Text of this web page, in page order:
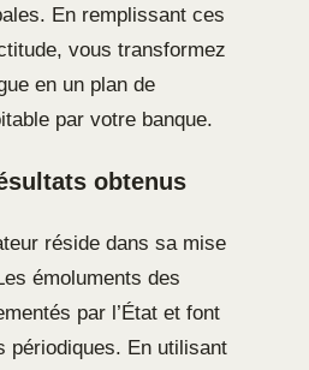
En remplissant ces
vous transformez
en un plan de
par votre banque.
obtenus
réside dans sa mise
émoluments des
par l’État et font
périodiques. En utilisant